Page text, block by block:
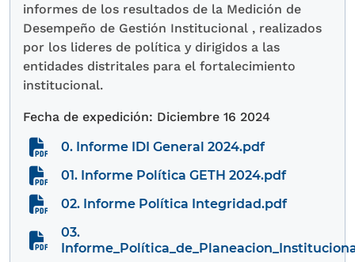
informes de los resultados de la Medición de
Desempeño de Gestión Institucional , realizados
por los lideres de política y dirigidos a las
entidades distritales para el fortalecimiento
institucional.
Diciembre 16 2024
0. Informe IDI General 2024.pdf
01. Informe Política GETH 2024.pdf
02. Informe Política Integridad.pdf
03.